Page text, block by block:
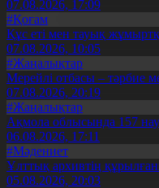
07.08.2026, 17:09
#Қоғам
Құс еті мен тауық
07.08.2026, 10:05
#Жаңалықтар
Мерейлі отбасы – тәрбие
07.08.2026, 20:19
#Жаңалықтар
Ақмола облысында 157
06.08.2026, 17:11
#Мәдениет
Ұлттық архивтің
05.08.2026, 20:03